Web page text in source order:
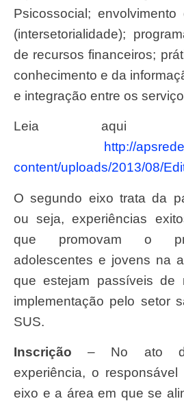
Psicossocial;
(intersetorialidade);
de recursos financeiros;
conhecimento e da
e integração entre os
Leia aqui o edital:
http://
content/uploads/2013/08/
O segundo eixo trata da participação juvenil,
ou seja, experiências
que promovam o
adolescentes e jovens na
que estejam passíveis de
implementação pelo setor
SUS.
Inscrição – No ato
experiência, o
eixo e a área em que se